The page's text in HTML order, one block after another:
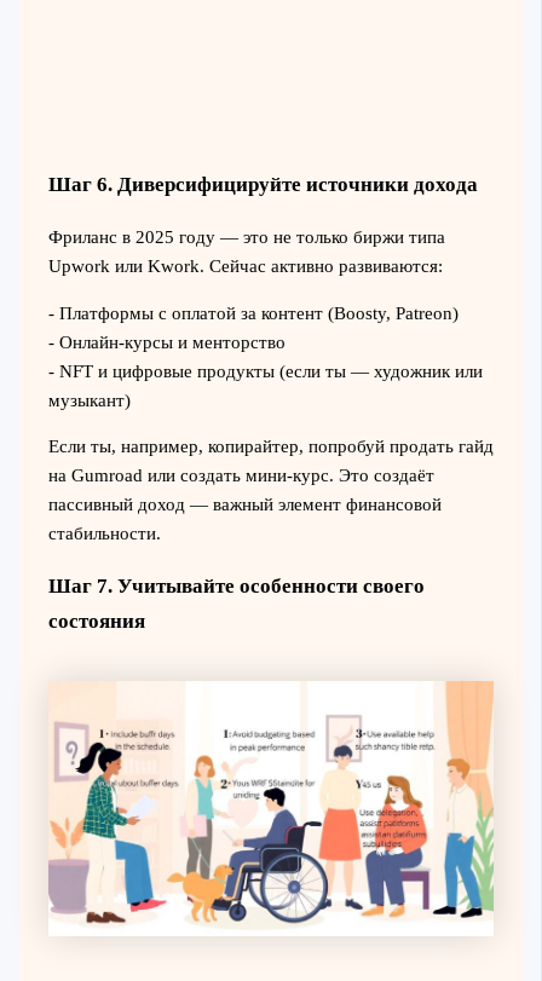
Шаг 6. Диверсифицируйте источники дохода
Фриланс в 2025 году — это не только биржи типа
Upwork или Kwork. Сейчас активно развиваются:
- Платформы с оплатой за контент (Boosty, Patreon)
- Онлайн-курсы и менторство
- NFT и цифровые продукты (если ты — художник или
музыкант)
Если ты, например, копирайтер, попробуй продать гайд
на Gumroad или создать мини-курс. Это создаёт
пассивный доход — важный элемент финансовой
стабильности.
Шаг 7. Учитывайте особенности своего
состояния